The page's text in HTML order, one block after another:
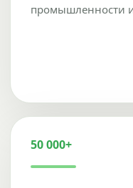
промышленности
50 000+